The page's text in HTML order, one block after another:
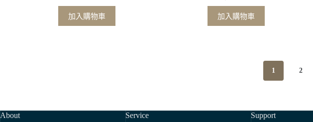
加入購物車
始
價
前
價
加入購物車
1 2
About Service Support